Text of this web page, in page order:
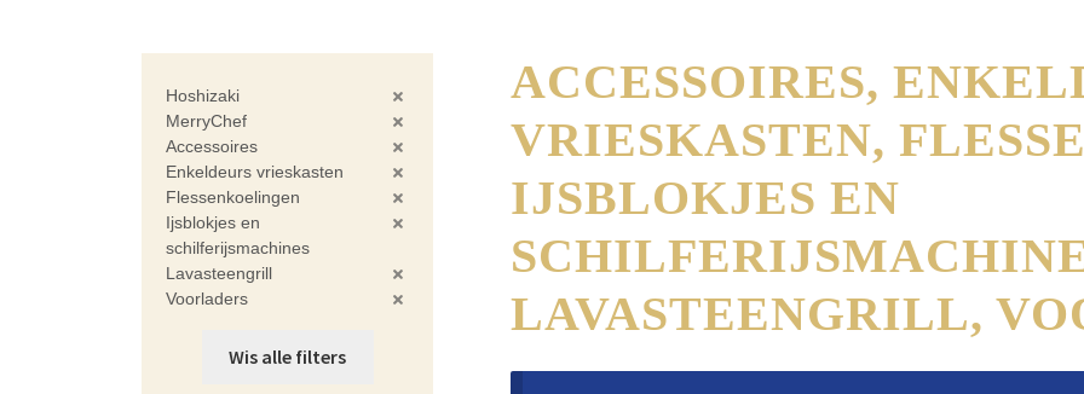
ACCESSOIRES,
VRIESKASTEN,
IJSBLOKJES EN
LAVASTEENGRILL,
Hoshizaki
MerryChef
Accessoires
Enkeldeurs vrieskasten
Flessenkoelingen
Ijsblokjes en
schilferijsmachines
Lavasteengrill
Voorladers
Wis alle filters